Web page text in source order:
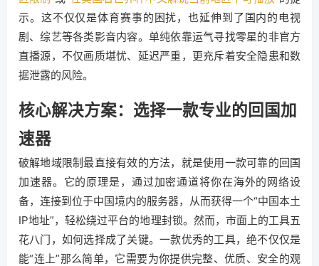
示。这不仅仅是体育赛事的困扰，也延伸到了国内的电视
剧、综艺等各类影音内容。单纯依靠运气寻找零星的非官方
直播源，不仅画质堪忧、延迟严重，更充斥着安全隐患和数
据泄露的风险。
核心解决方案：选择一款专业的回国加
速器
破解地域限制最直接有效的方法，就是使用一款可靠的回国
加速器。它的原理是，通过加密通道将你在海外的网络设
备，连接到位于中国境内的服务器，从而获得一个“中国本土
IP地址”，轻松绕过平台的地理封锁。然而，市面上的工具五
花八门，如何选择成了关键。一款优秀的工具，绝不仅仅是
能“连上”那么简单，它需要为你提供完整、优质、安全的观